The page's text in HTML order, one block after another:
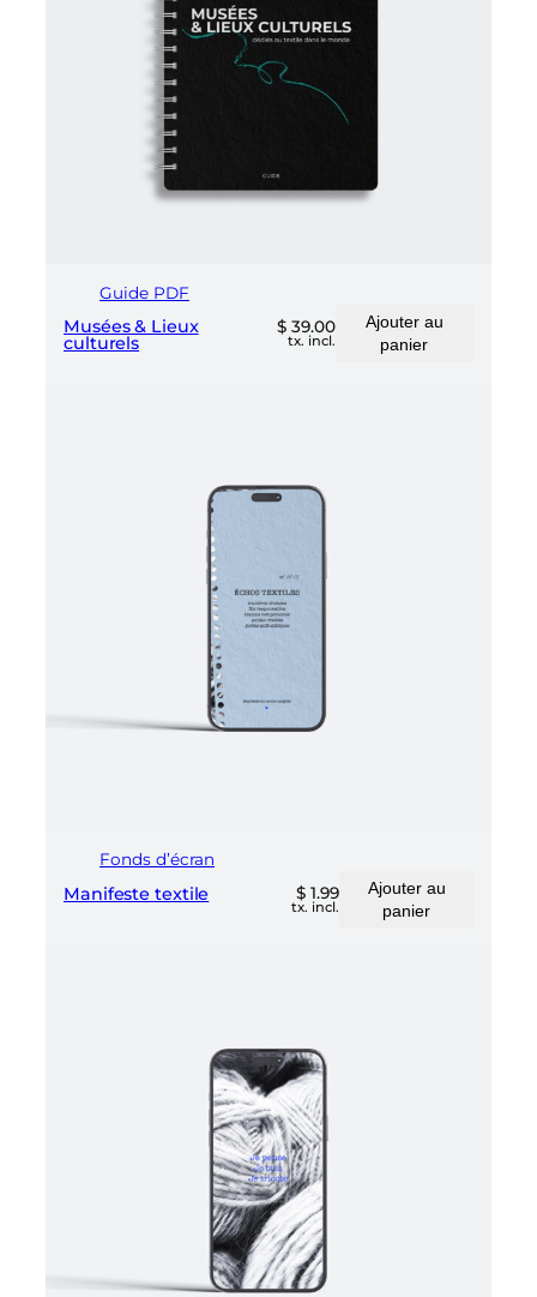
Guide PDF
Musées & Lieux
culturels
$39.00
tx. incl.
Ajouter au
panier
Fonds d’écran
Manifeste textile $ 1.99
tx. incl.
Ajouter au
panier